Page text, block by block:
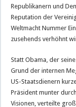
Republikanern und
Reputation der
Weltmacht Nummer
zusehends verhöhnt
Statt Obama, der
Grund der internen
US-Staatsdienern
Präsident munter
Visionen, verteilte